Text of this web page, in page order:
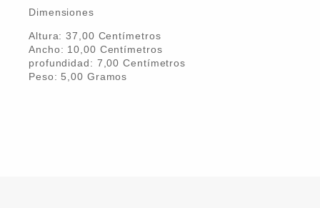
Dimensiones
Altura:37,00 Centímetros
Ancho: 10,00 Centímetros
profundidad: 7,00 Centímetros
Peso: 5,00 Gramos